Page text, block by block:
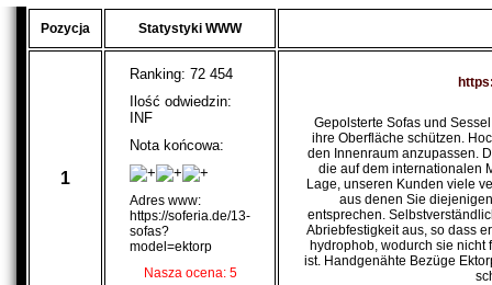
Pozycja Statystyki WWW
1
Ranking: 72 454
Ilość odwiedzin:
INF
Nota końcowa:
Adres www:
https://soferia.de/13-
sofas?
model=ektorp
Nasza ocena: 5
Gepolsterte Sofas und
ihre Oberfläche schützen.
den Innenraum anzupassen.
die auf dem internationalen
Lage, unseren Kunden viele
aus denen Sie
entsprechen.
Abriebfestigkeit aus, so dass
hydrophob, wodurch sie nicht
ist. Handgenähte Bezüge